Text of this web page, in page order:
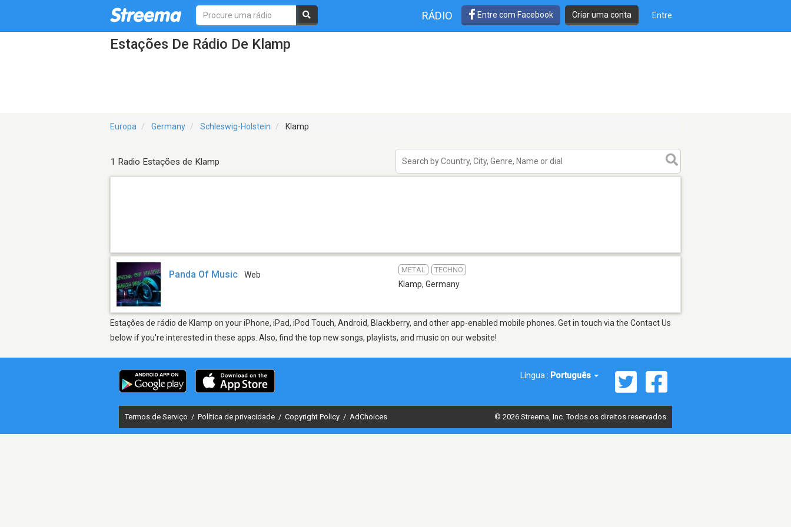
RÁDIO Entre com Facebook Criar uma conta Entre
Estações De Rádio De Klamp
Europa Germany Schleswig-Holstein Klamp
1 Radio Estações de Klamp
Panda Of Music Web
METAL TECHNO
Klamp, Germany
Estações de rádio de Klamp on your iPhone, iPad, iPod Touch, Android, Blackberry, and other app-enabled mobile phones. Get in touch via the Contact Us
below if you're interested in these apps. Also, find the top new songs, playlists, and music on our website!
Língua : Português
Termos de Serviço / Política de privacidade / Copyright Policy / AdChoices © 2026 Streema, Inc. Todos os direitos reservados